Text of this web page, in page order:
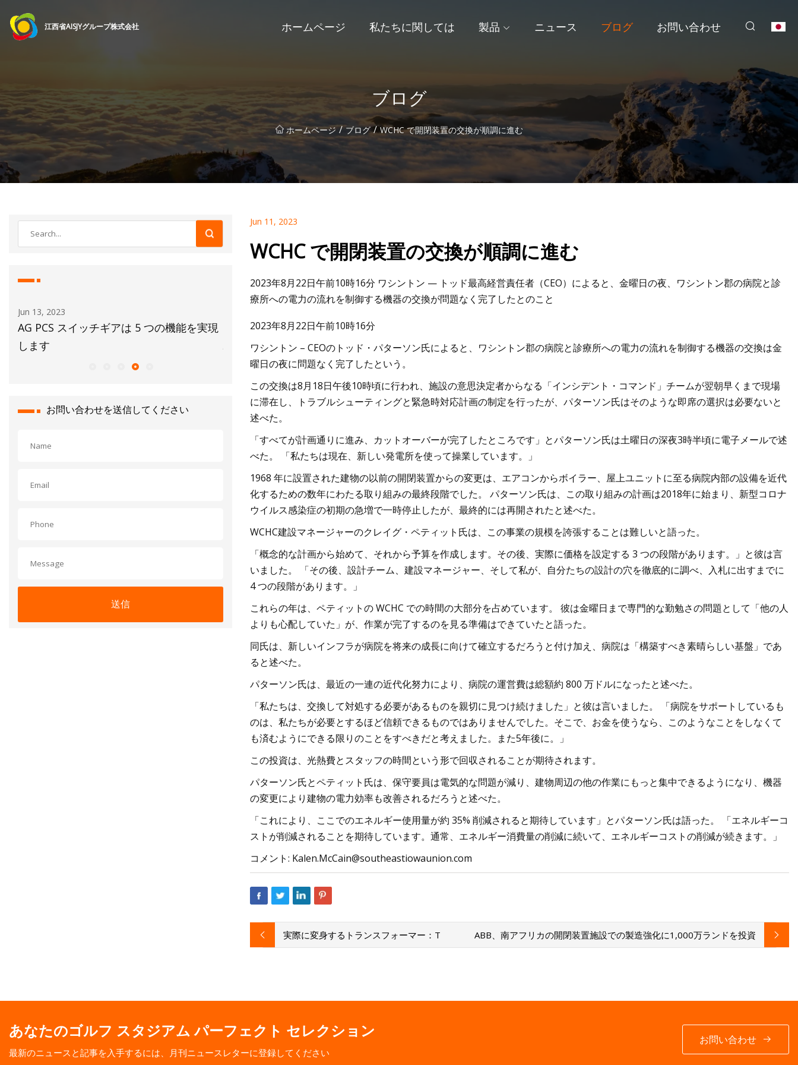
江西省AISJYグループ株式会社 ホームページ 私たちに関しては 製品 ニュース ブログ お問い合わせ
ブログ
ホームページ / ブログ / WCHC で開閉装置の交換が順調に進む
Jun 13, 2023
AG PCS スイッチギアは 5 つの機能を実現
します
AISとZTEがミリ波ネットワークでのRIS試
験を発表
お問い合わせを送信してください
送信
Jun 11, 2023
WCHC で開閉装置の交換が順調に進む
2023年8月22日午前10時16分 ワシントン — トッド最高経営責任者（CEO）によると、金曜日の夜、ワシントン郡の病院と診
療所への電力の流れを制御する機器の交換が問題なく完了したとのこと
2023年8月22日午前10時16分
ワシントン – CEOのトッド・パターソン氏によると、ワシントン郡の病院と診療所への電力の流れを制御する機器の交換は金
曜日の夜に問題なく完了したという。
この交換は8月18日午後10時頃に行われ、施設の意思決定者からなる「インシデント・コマンド」チームが翌朝早くまで現場
に滞在し、トラブルシューティングと緊急時対応計画の制定を行ったが、パターソン氏はそのような即席の選択は必要ないと
述べた。
「すべてが計画通りに進み、カットオーバーが完了したところです」とパターソン氏は土曜日の深夜3時半頃に電子メールで述
べた。 「私たちは現在、新しい発電所を使って操業しています。」
1968 年に設置された建物の以前の開閉装置からの変更は、エアコンからボイラー、屋上ユニットに至る病院内部の設備を近代
化するための数年にわたる取り組みの最終段階でした。 パターソン氏は、この取り組みの計画は2018年に始まり、新型コロナ
ウイルス感染症の初期の急増で一時停止したが、最終的には再開されたと述べた。
WCHC建設マネージャーのクレイグ・ペティット氏は、この事業の規模を誇張することは難しいと語った。
「概念的な計画から始めて、それから予算を作成します。その後、実際に価格を設定する 3 つの段階があります。」と彼は言
いました。 「その後、設計チーム、建設マネージャー、そして私が、自分たちの設計の穴を徹底的に調べ、入札に出すまでに
4 つの段階があります。」
これらの年は、ペティットの WCHC での時間の大部分を占めています。 彼は金曜日まで専門的な勤勉さの問題として「他の人
よりも心配していた」が、作業が完了するのを見る準備はできていたと語った。
同氏は、新しいインフラが病院を将来の成長に向けて確立するだろうと付け加え、病院は「構築すべき素晴らしい基盤」であ
ると述べた。
パターソン氏は、最近の一連の近代化努力により、病院の運営費は総額約 800 万ドルになったと述べた。
「私たちは、交換して対処する必要があるものを親切に見つけ続けました」と彼は言いました。 「病院をサポートしているも
のは、私たちが必要とするほど信頼できるものではありませんでした。そこで、お金を使うなら、このようなことをしなくて
も済むようにできる限りのことをすべきだと考えました。また5年後に。」
この投資は、光熱費とスタッフの時間という形で回収されることが期待されます。
パターソン氏とペティット氏は、保守要員は電気的な問題が減り、建物周辺の他の作業にもっと集中できるようになり、機器
の変更により建物の電力効率も改善されるだろうと述べた。
「これにより、ここでのエネルギー使用量が約 35% 削減されると期待しています」とパターソン氏は語った。 「エネルギーコ
ストが削減されることを期待しています。通常、エネルギー消費量の削減に続いて、エネルギーコストの削減が続きます。」
コメント: Kalen.McCain@southeastiowaunion.com
実際に変身するトランスフォーマー：T ABB、南アフリカの開閉装置施設での製造強化に1,000万ランドを投資
あなたのゴルフ スタジアム パーフェクト セレクション
最新のニュースと記事を入手するには、月刊ニュースレターに登録してください
お問い合わせ